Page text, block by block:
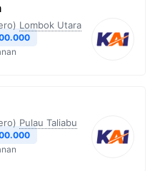
Lombok Utara
Pulau Taliabu